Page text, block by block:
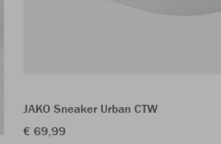
JAKO Sneaker Urban CTW
€ 69,99